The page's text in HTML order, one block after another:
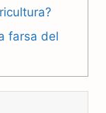
farsa del